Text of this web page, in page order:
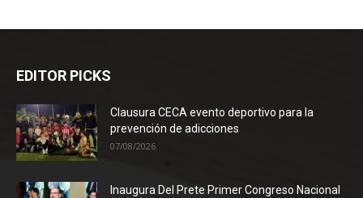
EDITOR PICKS
Clausura CECA evento deportivo para la
prevención de adicciones
07/08/2026
Inaugura Del Prete Primer Congreso Nacional